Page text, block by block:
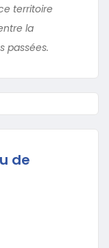
territoire
la
passées.
de